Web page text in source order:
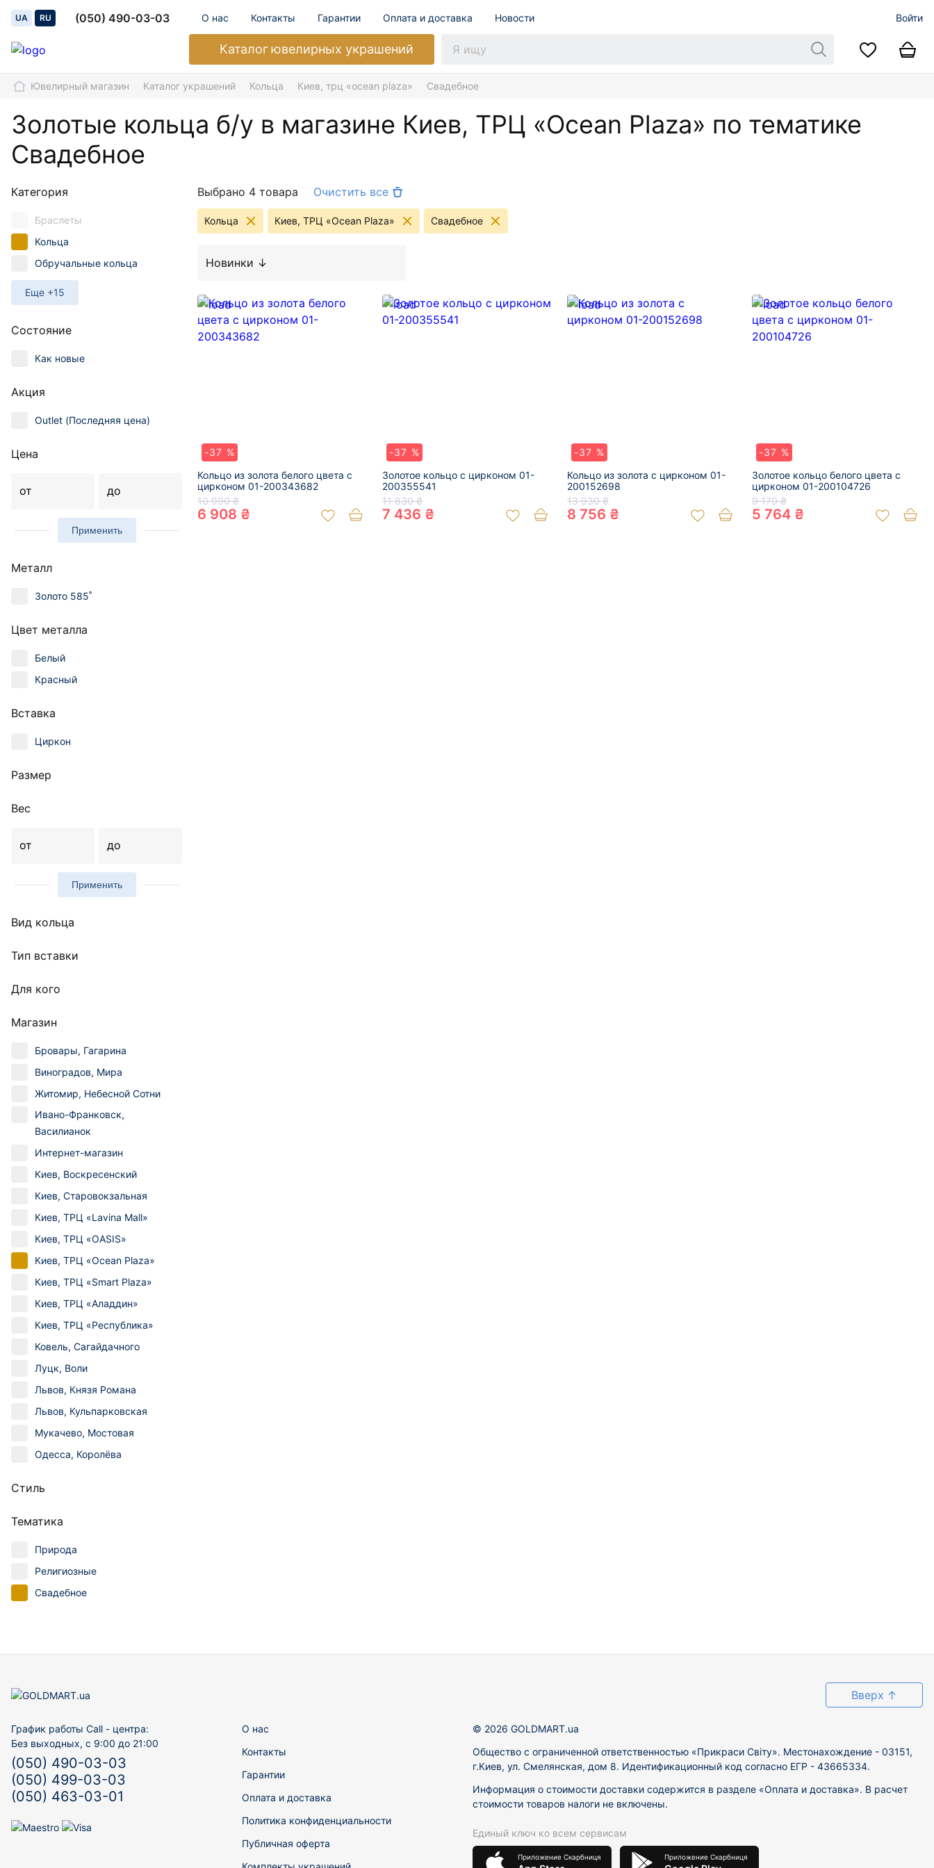
UA RU (050) 490-03-03 О нас Контакты Гарантии Оплата и доставка Новости Войти
Каталогювелирных украшений
Ювелирный магазин Каталог украшений Кольца Киев, трц «ocean plaza» Свадебное
Золотые кольца б/у в магазине Киев, ТРЦ «Ocean Plaza» по тематике
Свадебное
Выбрано 4 товара Очистить все
Кольца Киев, ТРЦ «Ocean Plaza» Свадебное
Новинки ↓
-37 %
Кольцо из золота белого цвета с
цирконом 01-200343682
10 990 ₴
6 908 ₴
-37 %
Золотое кольцо с цирконом 01-
200355541
11 830 ₴
7 436 ₴
-37 %
Кольцо из золота с цирконом 01-
200152698
13 930 ₴
8 756 ₴
-37 %
Золотое кольцо белого цвета с
цирконом 01-200104726
9 170 ₴
5 764 ₴
Категория
Браслеты
Кольца
Обручальные кольца
Еще +15
Состояние
Как новые
Акция
Outlet (Последняя цена)
Цена
от до
Применить
Металл
Золото 585˚
Цвет металла
Белый
Красный
Вставка
Циркон
Размер
Вес
от до
Применить
Вид кольца
Тип вставки
Для кого
Магазин
Бровары, Гагарина
Виноградов, Мира
Житомир, Небесной Сотни
Ивано-Франковск,
Василианок
Интернет-магазин
Киев, Воскресенский
Киев, Старовокзальная
Киев, ТРЦ «Lavina Mall»
Киев, ТРЦ «OASIS»
Киев, ТРЦ «Ocean Plaza»
Киев, ТРЦ «Smart Plaza»
Киев, ТРЦ «Аладдин»
Киев, ТРЦ «Республика»
Ковель, Сагайдачного
Луцк, Воли
Львов, Князя Романа
Львов, Кульпарковская
Мукачево, Мостовая
Одесса, Королёва
Стиль
Тематика
Природа
Религиозные
Свадебное
Вверх ↑
График работы Call - центра:
Без выходных, с 9:00 до 21:00
(050) 490-03-03
(050) 499-03-03
(050) 463-03-01
О нас
Контакты
Гарантии
Оплата и доставка
Политика конфиденциальности
Публичная оферта
© 2026 GOLDMART.ua
Общество с ограниченной ответственностью «Прикраси Світу». Местонахождение - 03151,
г.Киев, ул. Смелянская, дом 8. Идентификационный код согласно ЕГР - 43665334.
Информация о стоимости доставки содержится в разделе «Оплата и доставка». В расчет
стоимости товаров налоги не включены.
Единый ключ ко всем сервисам
Приложение Скарбниця Приложение Скарбниця